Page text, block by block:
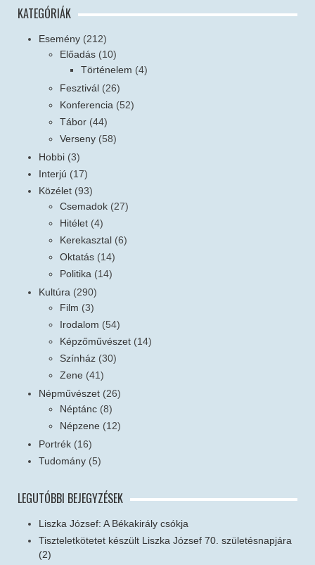
KATEGÓRIÁK
Esemény (212)
Előadás (10)
Történelem (4)
Fesztivál (26)
Konferencia (52)
Tábor (44)
Verseny (58)
Hobbi (3)
Interjú (17)
Közélet (93)
Csemadok (27)
Hitélet (4)
Kerekasztal (6)
Oktatás (14)
Politika (14)
Kultúra (290)
Film (3)
Irodalom (54)
Képzőművészet (14)
Színház (30)
Zene (41)
Népművészet (26)
Néptánc (8)
Népzene (12)
Portrék (16)
Tudomány (5)
LEGUTÓBBI BEJEGYZÉSEK
Liszka József: A Békakirály csókja
Tiszteletkötetet készült Liszka József 70. születésnapjára
(2)